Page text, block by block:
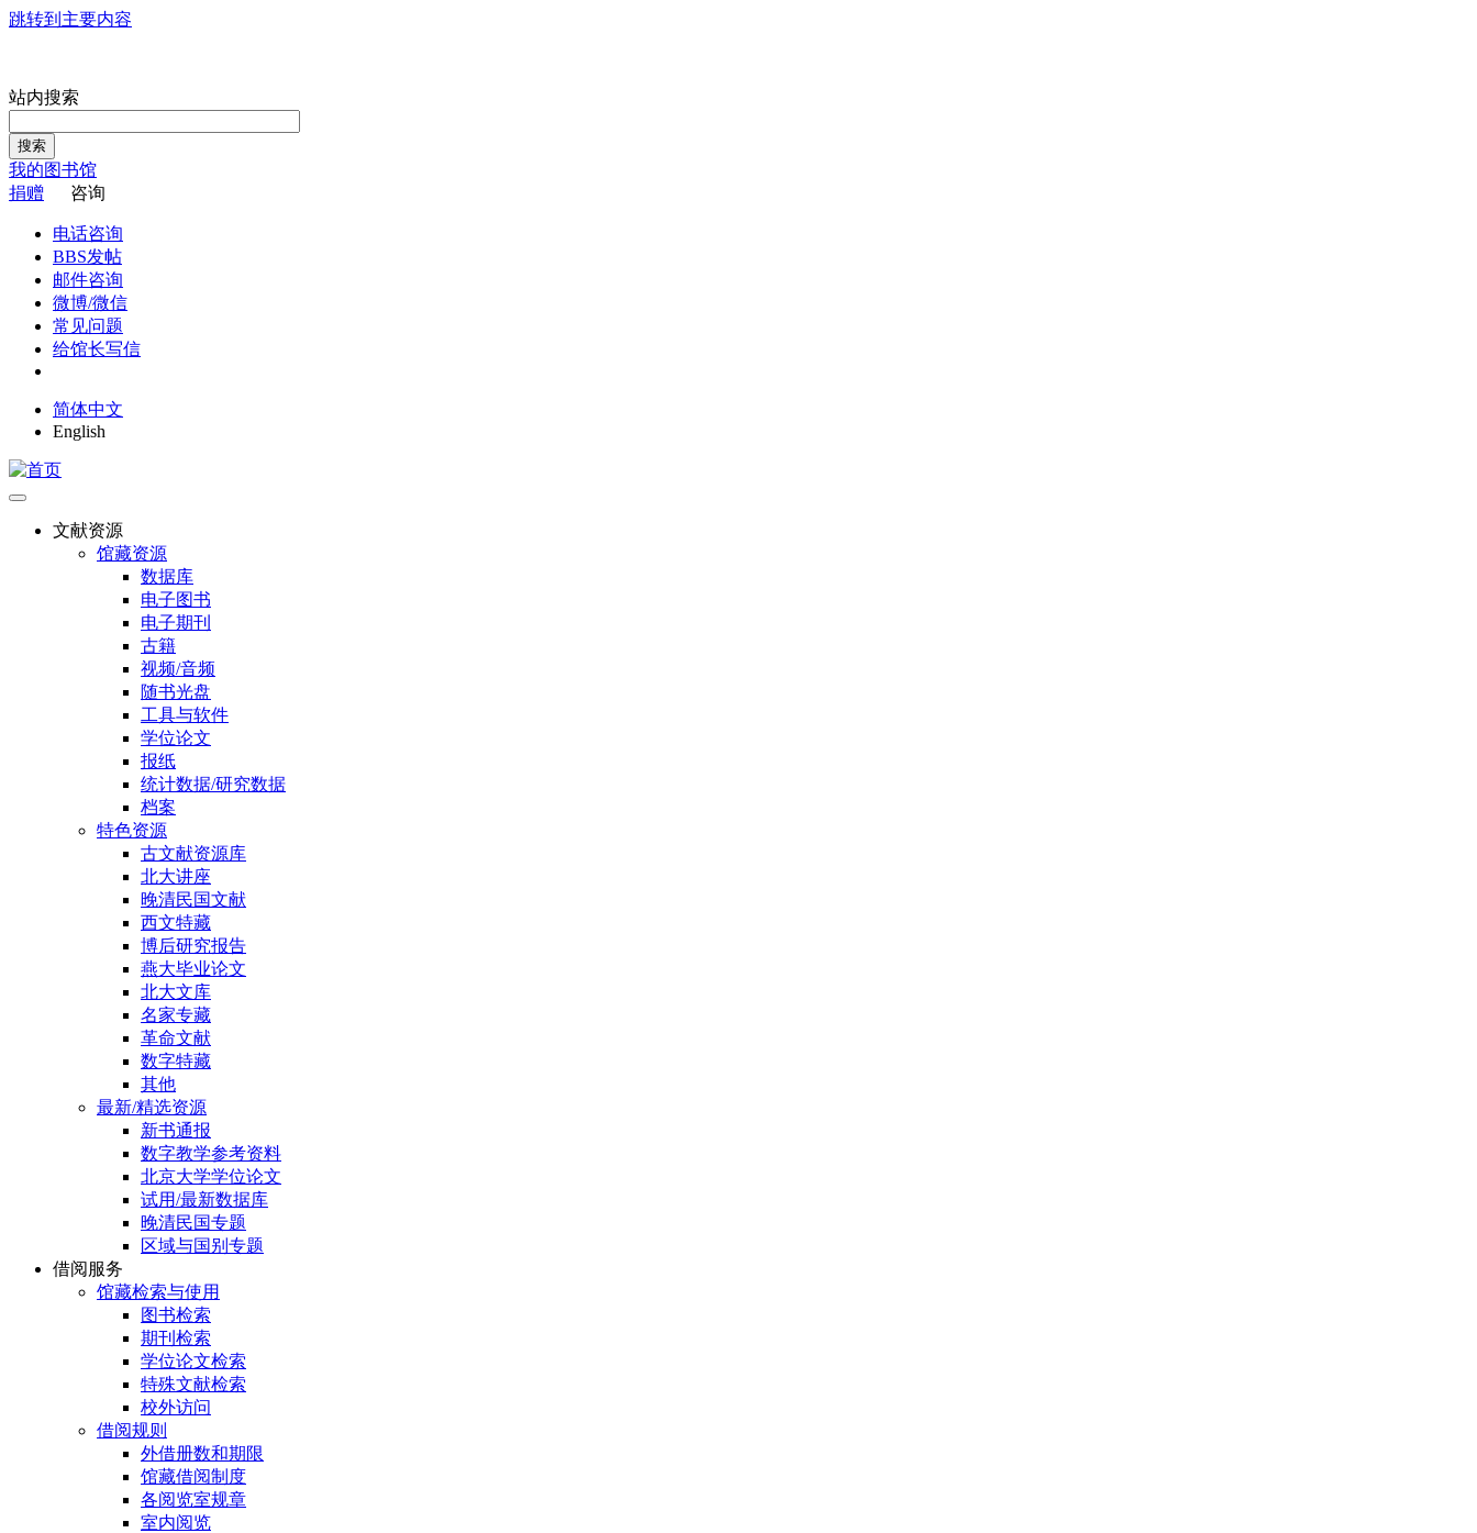
跳转到主要内容
站内搜索
搜索
我的图书馆
捐赠
咨询
电话咨询
BBS发帖
邮件咨询
微博/微信
常见问题
给馆长写信
简体中文
English
文献资源
馆藏资源
数据库
电子图书
电子期刊
古籍
视频/音频
随书光盘
工具与软件
学位论文
报纸
统计数据/研究数据
档案
特色资源
古文献资源库
北大讲座
晚清民国文献
西文特藏
博后研究报告
燕大毕业论文
北大文库
名家专藏
革命文献
数字特藏
其他
最新/精选资源
新书通报
数字教学参考资料
北京大学学位论文
试用/最新数据库
晚清民国专题
区域与国别专题
借阅服务
馆藏检索与使用
图书检索
期刊检索
学位论文检索
特殊文献检索
校外访问
借阅规则
外借册数和期限
馆藏借阅制度
各阅览室规章
室内阅览